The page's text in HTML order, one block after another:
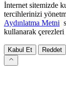
İnternet sitemizde
tercihlerinizi
Aydınlatma Metni
kullanarak çerezleri
Kabul Et Reddet